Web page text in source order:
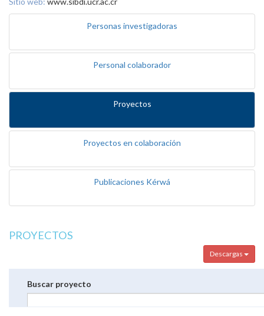
Personas investigadoras
Personal colaborador
Proyectos
Proyectos en colaboración
Publicaciones Kérwá
PROYECTOS
Descargas
Buscar proyecto